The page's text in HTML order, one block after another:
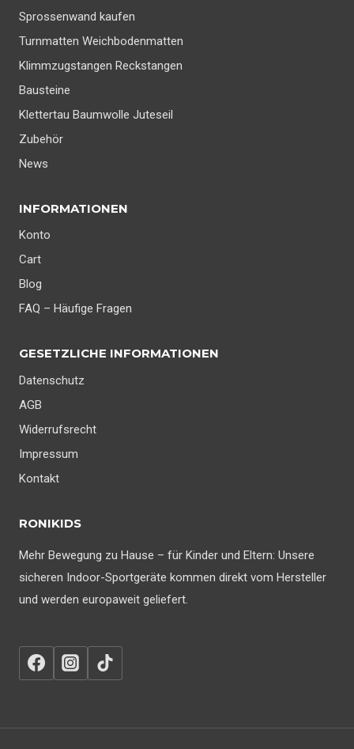
Sprossenwand kaufen
Turnmatten Weichbodenmatten
Klimmzugstangen Reckstangen
Bausteine
Klettertau Baumwolle Juteseil
Zubehör
News
INFORMATIONEN
Konto
Cart
Blog
FAQ – Häufige Fragen
GESETZLICHE INFORMATIONEN
Datenschutz
AGB
Widerrufsrecht
Impressum
Kontakt
RONIKIDS
Mehr Bewegung zu Hause – für Kinder und Eltern: Unsere
sicheren Indoor-Sportgeräte kommen direkt vom Hersteller
und werden europaweit geliefert.